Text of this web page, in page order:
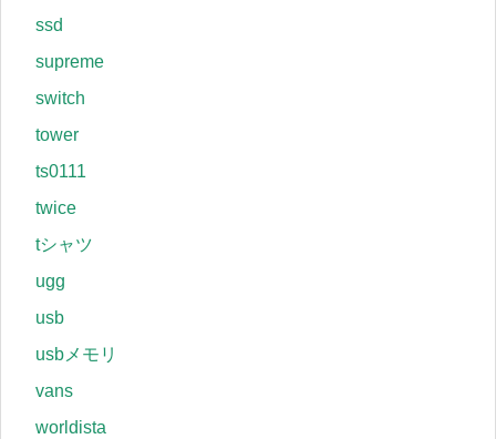
ssd
supreme
switch
tower
ts0111
twice
tシャツ
ugg
usb
usbメモリ
vans
worldista